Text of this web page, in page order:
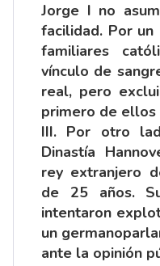
Jorge I no
facilidad. Por un
familiares
vínculo de
real, pero
primero de
III. Por otro
Dinastía
rey extranjero
de 25 años.
intentaron
un
ante la opinión